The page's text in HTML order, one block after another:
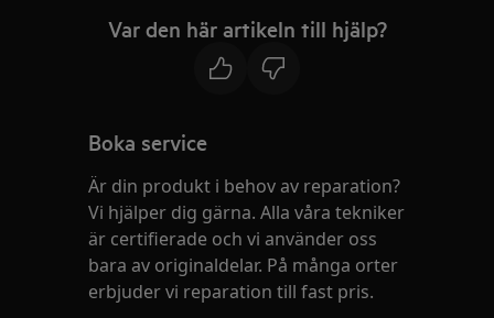
Var den här artikeln till hjälp?
Boka service
Är din produkt i behov av reparation?
Vi hjälper dig gärna. Alla våra tekniker
är certifierade och vi använder oss
bara av originaldelar. På många orter
erbjuder vi reparation till fast pris.